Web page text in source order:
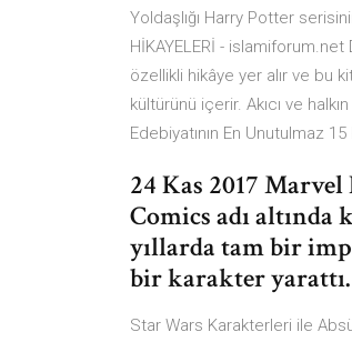
Yoldaşlığı Harry Potter
HİKAYELERİ -
özellikli hikâye yer alır ve bu
kültürünü içerir. Akıcı ve
Edebiyatının En Unutulmaz
24 Kas 2017
Comics adı
yıllarda tam bir
bir karakter yarattı.
Star Wars Karakterleri ile